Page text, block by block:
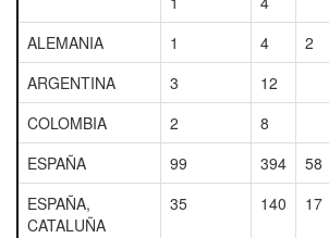
ALEMANIA
1 4
2
ARGENTINA
3
12
COLOMBIA
2
8
ESPAÑA
99 394
58
ESPAÑA,
CATALUÑA
35 140 17